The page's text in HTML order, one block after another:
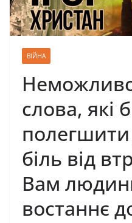
ВІЙНА
слова, які
біль від
Вам
востаннє